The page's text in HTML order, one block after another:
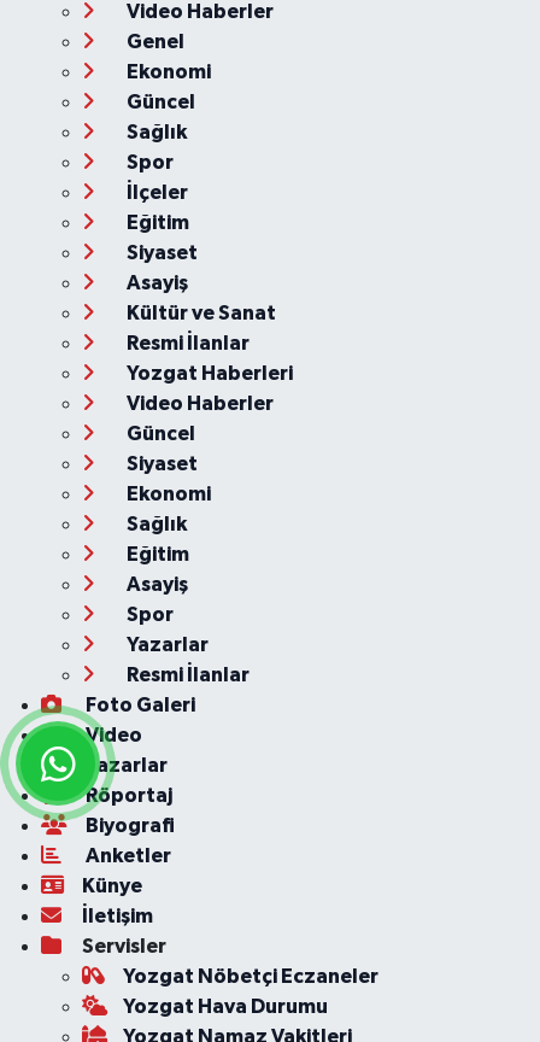
Video Haberler
Genel
Ekonomi
Güncel
Sağlık
Spor
İlçeler
Eğitim
Siyaset
Asayiş
Kültür ve Sanat
Resmi İlanlar
Yozgat Haberleri
Video Haberler
Güncel
Siyaset
Ekonomi
Sağlık
Eğitim
Asayiş
Spor
Yazarlar
Resmi İlanlar
Foto Galeri
Video
Yazarlar
Röportaj
Biyografi
Anketler
Künye
İletişim
Servisler
Yozgat Nöbetçi Eczaneler
Yozgat Hava Durumu
Yozgat Namaz Vakitleri